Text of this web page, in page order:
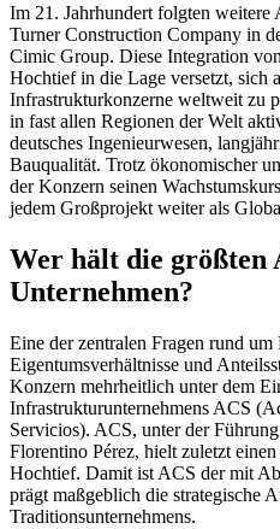
Im 21. Jahrhundert folgten weitere
Turner Construction Company in
Cimic Group. Diese Integration
Hochtief in die Lage versetzt, sich
Infrastrukturkonzerne weltweit zu
in fast allen Regionen der Welt
deutsches Ingenieurwesen,
Bauqualität. Trotz ökonomischer
der Konzern seinen
jedem Großprojekt weiter als
Wer hält die größten
Unternehmen?
Eine der zentralen Fragen rund
Eigentumsverhältnisse und
Konzern mehrheitlich unter dem
Infrastrukturunternehmens ACS
Servicios). ACS, unter der
Florentino Pérez, hielt zuletzt
Hochtief. Damit ist ACS der mit
prägt maßgeblich die strategische
Traditionsunternehmens.